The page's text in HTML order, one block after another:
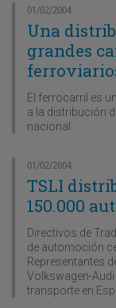
01/02/2004
Una
grandes
El ferrocarril es
a la distribución
nacional.
01/02/2004
TSLI
150.000
Directivos de
de automoción
Representantes
Volkswagen-
transporte en